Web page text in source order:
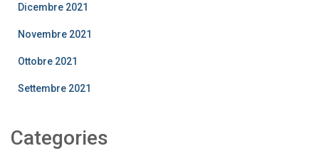
Dicembre 2021
Novembre 2021
Ottobre 2021
Settembre 2021
Categories